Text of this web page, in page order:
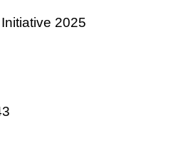
2025